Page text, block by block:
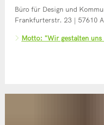
Büro für Design und
Frankfurterstr. 23 | 57610
Motto: "Wir gestalten